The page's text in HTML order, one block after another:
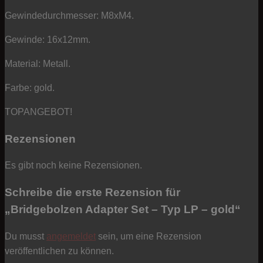
Gewindedurchmesser: M8xM4.
Gewinde: 16x12mm.
Material: Metall.
Farbe: gold.
TOPANGEBOT!
Rezensionen
Es gibt noch keine Rezensionen.
Schreibe die erste Rezension für
„Bridgebolzen Adapter Set – Typ LP – gold“
Du musst angemeldet sein, um eine Rezension
veröffentlichen zu können.